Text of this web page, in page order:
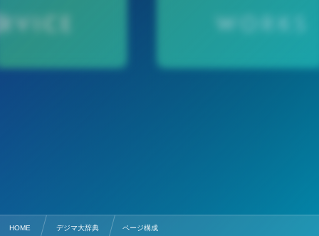
HOME デジマ大辞典 ページ構成